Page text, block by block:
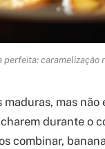
perfeita:
mas
durante o
combinar,